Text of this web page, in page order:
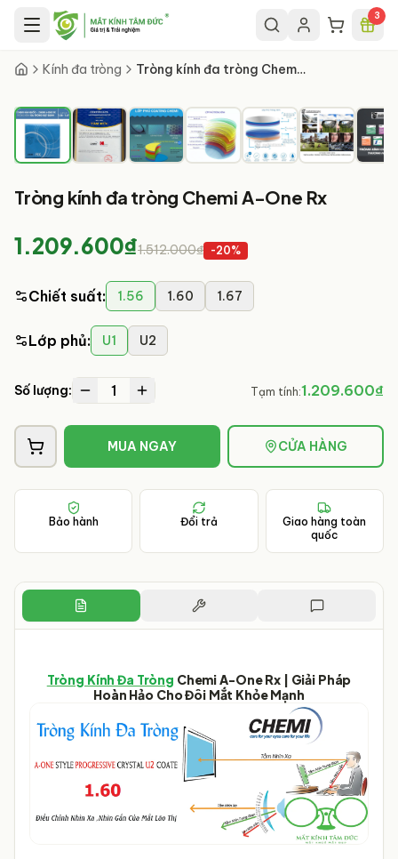
Chuyển đến nội dung chính 3
Kính đa tròng Tròng kính đa tròng Chemi A-One Rx
Tròng kính đa tròng Chemi A-One Rx
1.209.600₫1.512.000₫ -20%
Chiết suất: 1.56 1.60 1.67
Lớp phủ: U1 U2
Số lượng: 1 Tạm tính:1.209.600₫
MUA NGAY CỬA HÀNG
Bảo hành Đổi trả
Giao hàng toàn
quốc
Tròng Kính Đa Tròng Chemi A-One Rx | Giải Pháp
Hoàn Hảo Cho Đôi Mắt Khỏe Mạnh